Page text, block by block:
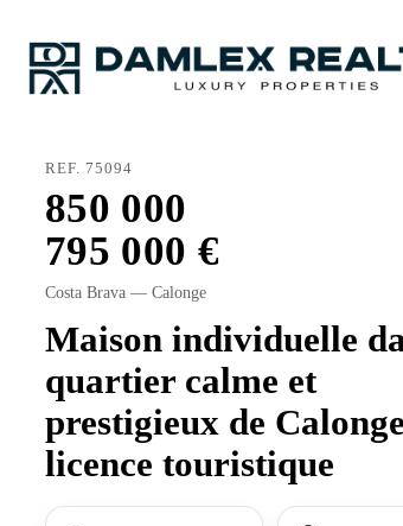
REF. 75094
850 000
795 000
Costa Brava — Calonge
Maison individuelle
quartier calme et
prestigieux de
licence touristique